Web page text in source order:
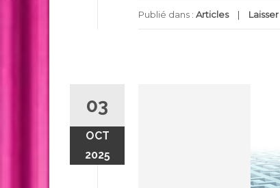
Publié dans : Articles
03
OCT
2025